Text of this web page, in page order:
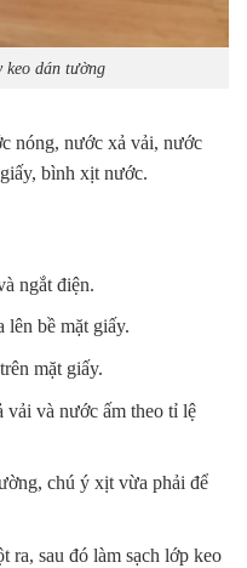
keo dán tường
nóng, nước xả vải, nước
bình xịt nước.
ngắt điện.
lên bề mặt giấy.
mặt giấy.
vải và nước ấm theo tỉ lệ
chú ý xịt vừa phải để
ra, sau đó làm sạch lớp keo